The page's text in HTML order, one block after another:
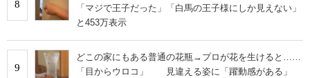
8
「マジで王子だった」「白馬の王子様にしか見えない」
と453万表示
9
どこの家にもある普通の花瓶→プロが花を生けると……
「目からウロコ」 見違える姿に「躍動感がある」